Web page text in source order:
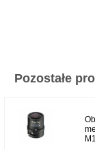
Pozostałe